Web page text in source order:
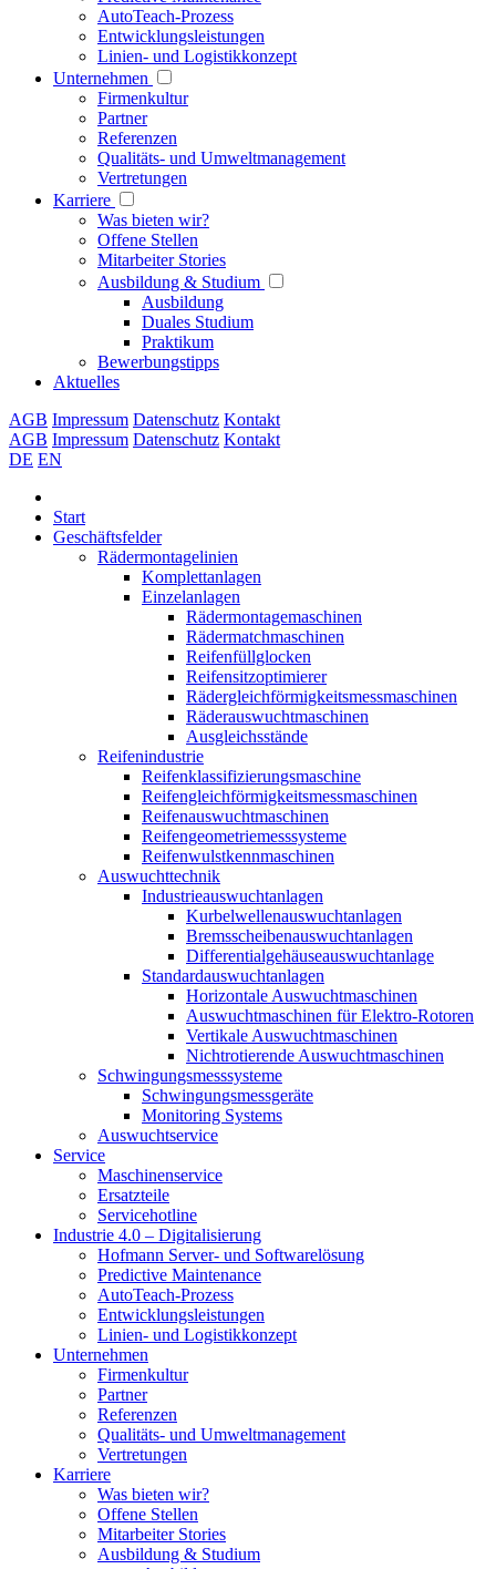
AutoTeach-Prozess
Entwicklungsleistungen
Linien- und Logistikkonzept
Unternehmen
Firmenkultur
Partner
Referenzen
Qualitäts- und Umweltmanagement
Vertretungen
Karriere
Was bieten wir?
Offene Stellen
Mitarbeiter Stories
Ausbildung & Studium
Ausbildung
Duales Studium
Praktikum
Bewerbungstipps
Aktuelles
AGB Impressum Datenschutz Kontakt
AGB Impressum Datenschutz Kontakt
DE EN
Start
Geschäftsfelder
Rädermontagelinien
Komplettanlagen
Einzelanlagen
Rädermontagemaschinen
Rädermatchmaschinen
Reifenfüllglocken
Reifensitzoptimierer
Rädergleichförmigkeitsmessmaschinen
Räderauswuchtmaschinen
Ausgleichsstände
Reifenindustrie
Reifenklassifizierungsmaschine
Reifengleichförmigkeitsmessmaschinen
Reifenauswuchtmaschinen
Reifengeometriemesssysteme
Reifenwulstkennmaschinen
Auswuchttechnik
Industrieauswuchtanlagen
Kurbelwellenauswuchtanlagen
Bremsscheibenauswuchtanlagen
Differentialgehäuseauswuchtanlage
Standardauswuchtanlagen
Horizontale Auswuchtmaschinen
Auswuchtmaschinen für Elektro-Rotoren
Vertikale Auswuchtmaschinen
Nichtrotierende Auswuchtmaschinen
Schwingungsmesssysteme
Schwingungsmessgeräte
Monitoring Systems
Auswuchtservice
Service
Maschinenservice
Ersatzteile
Servicehotline
Industrie 4.0 – Digitalisierung
Hofmann Server- und Softwarelösung
Predictive Maintenance
AutoTeach-Prozess
Entwicklungsleistungen
Linien- und Logistikkonzept
Unternehmen
Firmenkultur
Partner
Referenzen
Qualitäts- und Umweltmanagement
Vertretungen
Karriere
Was bieten wir?
Offene Stellen
Mitarbeiter Stories
Ausbildung & Studium